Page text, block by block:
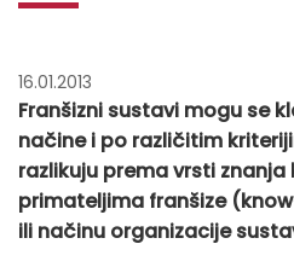
16.01.2013
Franšizni sustavi mogu se
načine i po različitim
razlikuju prema vrsti znanja
primateljima franšize
ili načinu organizacije